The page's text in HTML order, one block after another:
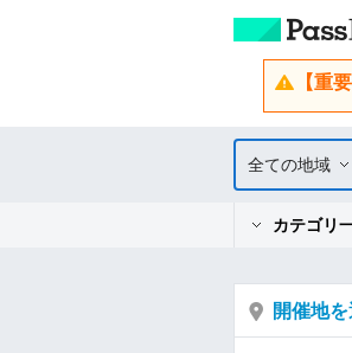
【重
全ての地域
カテゴリ
開催地